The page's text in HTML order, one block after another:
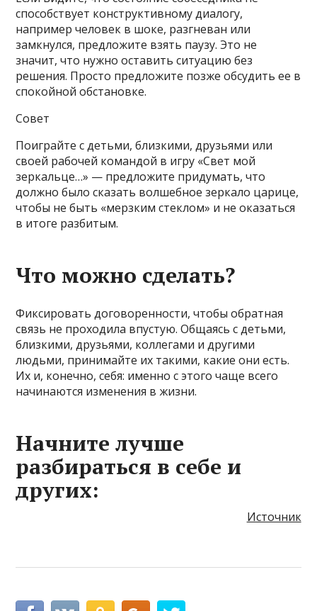
способствует конструктивному диалогу,
например человек в шоке, разгневан или
замкнулся, предложите взять паузу. Это не
значит, что нужно оставить ситуацию без
решения. Просто предложите позже обсудить ее в
спокойной обстановке.
Совет
Поиграйте с детьми, близкими, друзьями или
своей рабочей командой в игру «Свет мой
зеркальце…» — предложите придумать, что
должно было сказать волшебное зеркало царице,
чтобы не быть «мерзким стеклом» и не оказаться
в итоге разбитым.
Что можно сделать?
Фиксировать договоренности, чтобы обратная
связь не проходила впустую. Общаясь с детьми,
близкими, друзьями, коллегами и другими
людьми, принимайте их такими, какие они есть.
Их и, конечно, себя: именно с этого чаще всего
начинаются изменения в жизни.
Начните лучше
разбираться в себе и
других:
Источник